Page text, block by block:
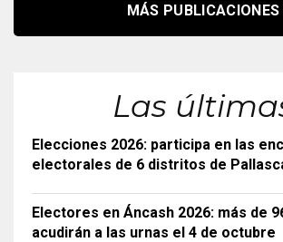
MÁS PUBLICACIONES
Las
Elecciones 2026: participa en las
electorales de 6 distritos de
Electores en Áncash 2026: más de
acudirán a las urnas el 4 de octubre